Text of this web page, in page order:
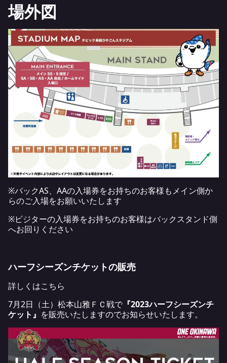
場外図
※バックAS、AAの入場券をお持ちのお客様もメイン側か
らのご入場をお願いいたします
※ビジターの入場券をお持ちのお客様はバックスタンド側
へお回りください
ハーフシーズンチケットの販売
詳しくはこちら
7月2日（土）松本山雅ＦＣ戦で 『2023ハーフシーズンチ
ケット』 を販売いたしますのでお知らせいたします。